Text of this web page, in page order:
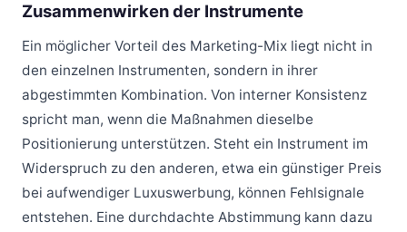
Zusammenwirken der Instrumente
Ein möglicher Vorteil des Marketing-Mix liegt nicht in
den einzelnen Instrumenten, sondern in ihrer
abgestimmten Kombination. Von interner Konsistenz
spricht man, wenn die Maßnahmen dieselbe
Positionierung unterstützen. Steht ein Instrument im
Widerspruch zu den anderen, etwa ein günstiger Preis
bei aufwendiger Luxuswerbung, können Fehlsignale
entstehen. Eine durchdachte Abstimmung kann dazu